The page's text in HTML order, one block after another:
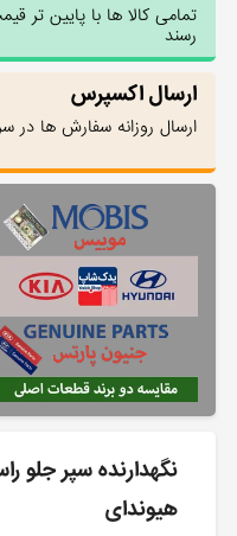
تمامی کالا ها با پایین
رسند
ارسال اکسپرس
ارسال روزانه سفارش ها
هیوندای